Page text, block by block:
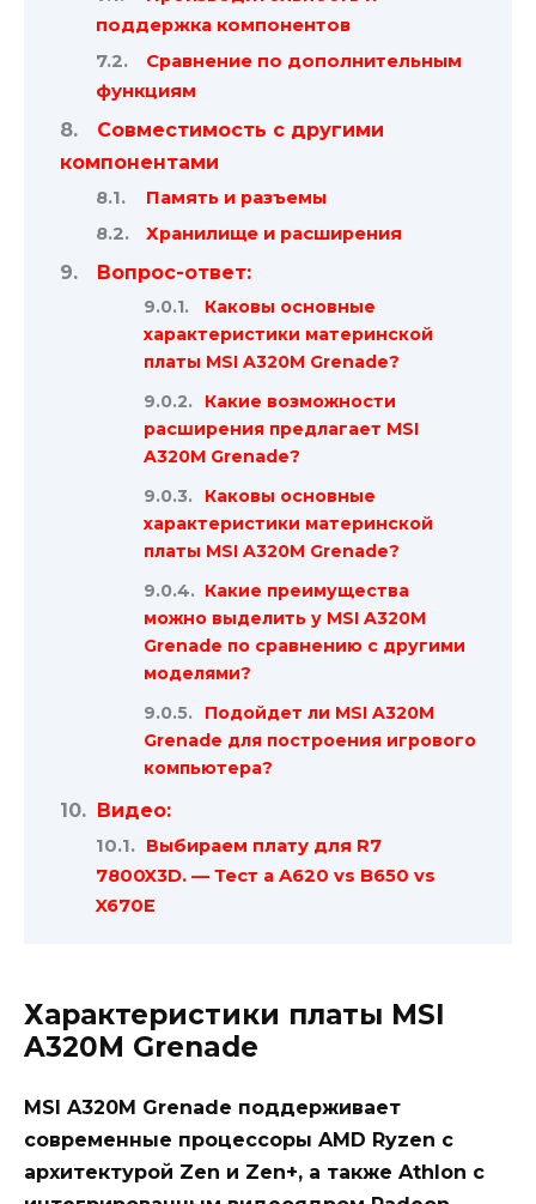
поддержка компонентов
Сравнение по дополнительным
функциям
Совместимость с другими
компонентами
Память и разъемы
Хранилище и расширения
Вопрос-ответ:
Каковы основные
характеристики материнской
платы MSI A320M Grenade?
Какие возможности
расширения предлагает MSI
A320M Grenade?
Каковы основные
характеристики материнской
платы MSI A320M Grenade?
Какие преимущества
можно выделить у MSI A320M
Grenade по сравнению с другими
моделями?
Подойдет ли MSI A320M
Grenade для построения игрового
компьютера?
Видео:
Выбираем плату для R7
7800X3D. — Тест а A620 vs B650 vs
X670E
Характеристики платы MSI
A320M Grenade
MSI A320M Grenade поддерживает
современные процессоры AMD Ryzen с
архитектурой Zen и Zen+, а также Athlon с